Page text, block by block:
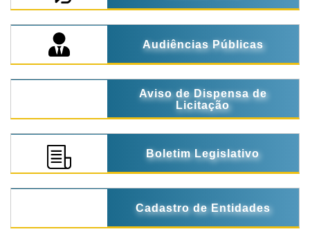
Audiências Públicas
Aviso de Dispensa de
Licitação
Boletim Legislativo
Cadastro de Entidades